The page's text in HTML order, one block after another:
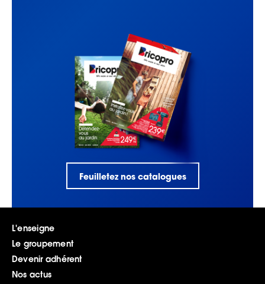
Feuilletez nos catalogues
L'enseigne
Le groupement
Devenir adhérent
Nos actus